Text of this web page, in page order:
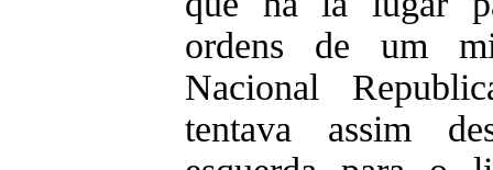
ordens de um
Nacional
tentava assim